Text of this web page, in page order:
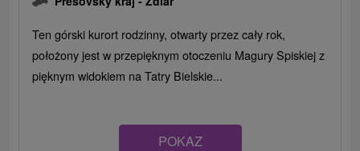
Ten górski kurort rodzinny, otwarty przez cały rok,
położony jest w przepięknym otoczeniu Magury Spiskiej z
pięknym widokiem na Tatry Bielskie...
POKAZ